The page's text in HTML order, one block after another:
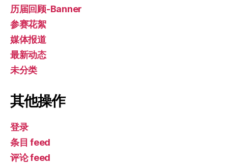
历届回顾-Banner
参赛花絮
媒体报道
最新动态
未分类
其他操作
登录
条目 feed
评论 feed